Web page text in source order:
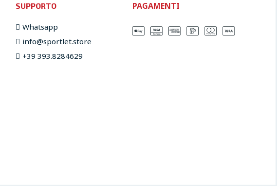
SUPPORTO
Whatsapp
info@sportlet.store​
+39 393.8284629
PAGAMENTI